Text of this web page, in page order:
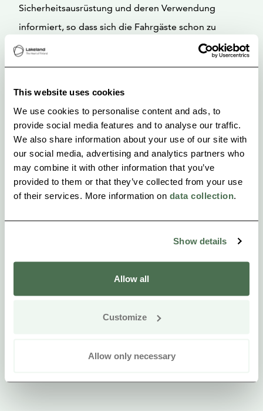
This website uses cookies
We use cookies to personalise content and ads, to
provide social media features and to analyse our traffic.
We also share information about your use of our site with
our social media, advertising and analytics partners who
may combine it with other information that you’ve
provided to them or that they’ve collected from your use
of their services. More information on data collection
Show details
Allow all
Customize
Allow only necessary
Sicherheitsausrüstung und deren Verwendung
informiert, so dass sich die Fahrgäste schon zu
Beginn der Fahrt sicher fühlen.
erfordern eine wettergerechte Ausrüstung und
festes Schuhwerk.